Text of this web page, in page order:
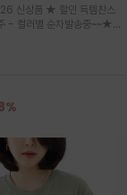
윤곽선만 스케치하여
템
신상품 ★ 할인 득템찬스
- 컬러별 순차발송중~~★프
셔츠는 여유로운 실루엣과
고급스러운 여름 스타일링